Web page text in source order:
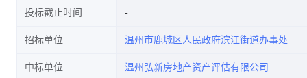
投标截止时间
招标单位 温州市鹿城区人民政府滨江街道办事处
中标单位 温州弘新房地产资产评估有限公司